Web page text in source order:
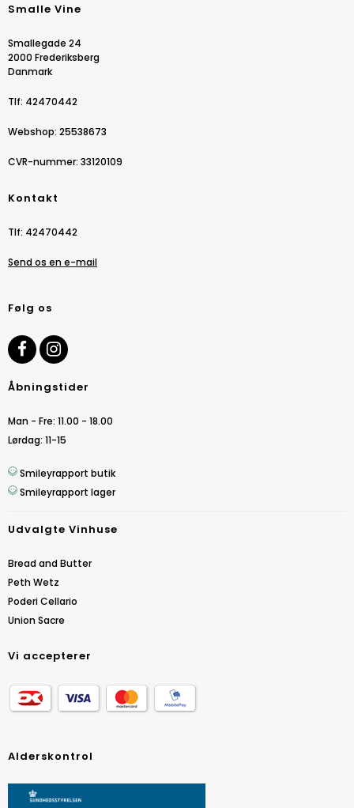
Smalle Vine
Smallegade 24
2000 Frederiksberg
Danmark
Tlf: 42470442
Webshop: 25538673
CVR-nummer: 33120109
Kontakt
Tlf: 42470442
Send os en e-mail
Følg os
Åbningstider
Man - Fre: 11.00 - 18.00
Lørdag: 11-15
Smileyrapport butik
Smileyrapport lager
Udvalgte Vinhuse
Bread and Butter
Peth Wetz
Poderi Cellario
Union Sacre
Vi accepterer
Alderskontrol